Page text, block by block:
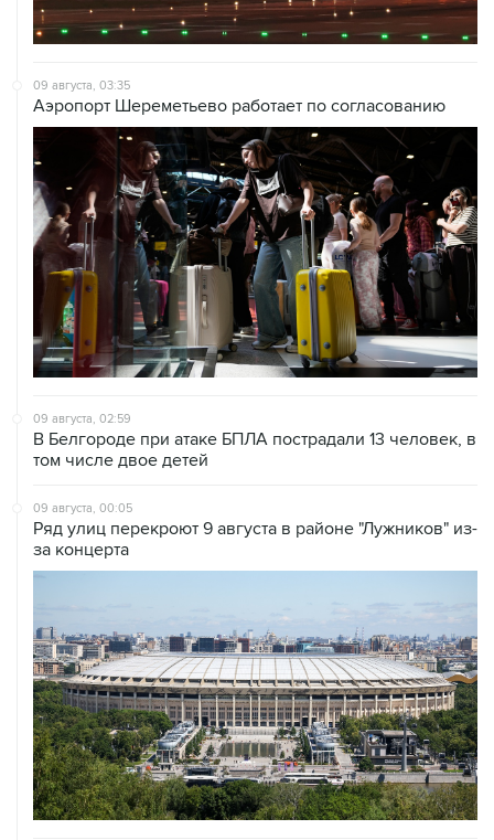
09 августа, 03:35
Аэропорт Шереметьево работает по согласованию
09 августа, 02:59
В Белгороде при атаке БПЛА пострадали 13 человек, в
том числе двое детей
09 августа, 00:05
Ряд улиц перекроют 9 августа в районе "Лужников" из-
за концерта